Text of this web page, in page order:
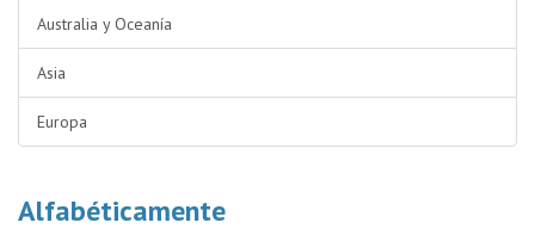
Australia y Oceanía
Asia
Europa
Alfabéticamente